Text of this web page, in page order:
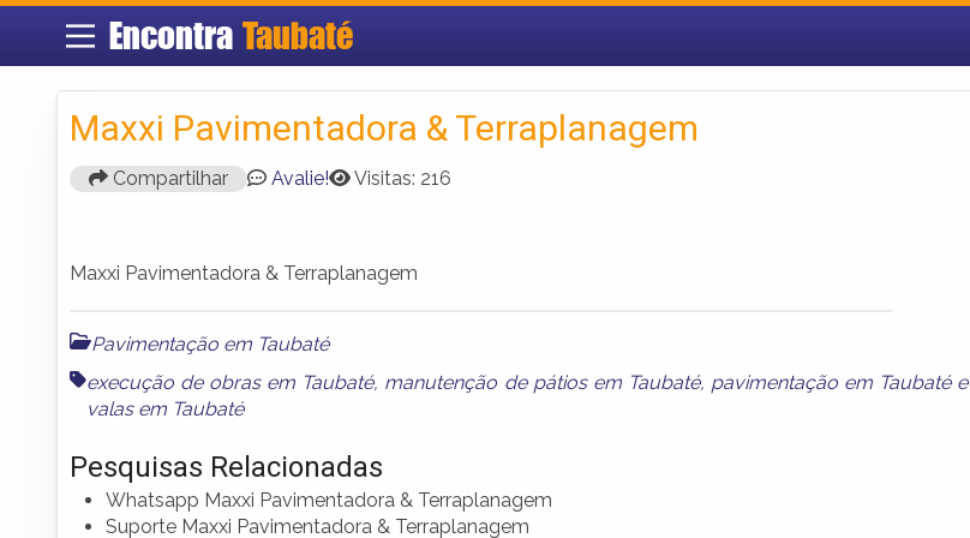
Encontra Taubaté
Maxxi Pavimentadora & Terraplanagem
Compartilhar Avalie! Visitas: 216
Maxxi Pavimentadora & Terraplanagem
Pavimentação em Taubaté
execução de obras em Taubaté, manutenção de pátios em Taubaté, pavimentação em Taubatée
valas em Taubaté
Pesquisas Relacionadas
Whatsapp Maxxi Pavimentadora & Terraplanagem
Suporte Maxxi Pavimentadora & Terraplanagem